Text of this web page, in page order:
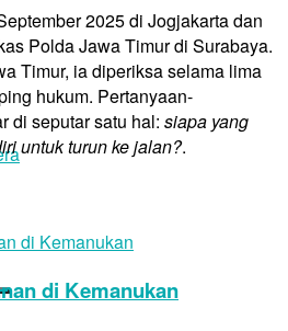
2025 di Jogjakarta dan
Polda Jawa Timur di Surabaya.
Timur, ia diperiksa selama lima
hukum. Pertanyaan-
di seputar satu hal: siapa yang
untuk turun ke jalan?.
di Kemanukan